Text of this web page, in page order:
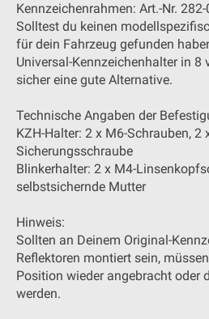
Kennzeichenrahmen: Art.-Nr. 282-
Solltest du keinen
für dein Fahrzeug gefunden
Universal-Kennzeichenhalter in 8
sicher eine gute Alternative.
Technische Angaben der
KZH-Halter: 2 x M6-Schrauben, 2
Sicherungsschraube
Blinkerhalter: 2 x M4-
selbstsichernde Mutter
Hinweis:
Sollten an Deinem Original-
Reflektoren montiert sein,
Position wieder angebracht oder
werden.